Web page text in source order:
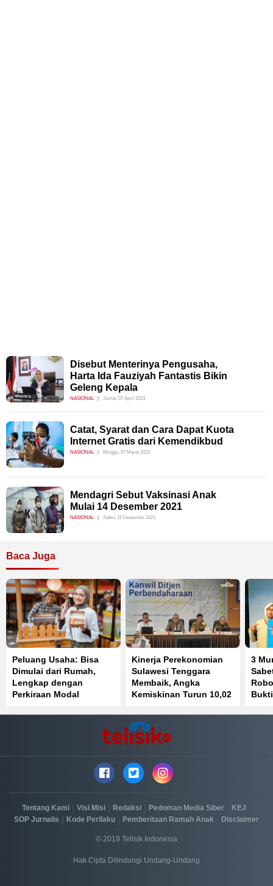
Disebut Menterinya Pengusaha,
Harta Ida Fauziyah Fantastis Bikin
Geleng Kepala
NASIONAL Jumat, 07 April 2023
Catat, Syarat dan Cara Dapat Kuota
Internet Gratis dari Kemendikbud
NASIONAL Minggu, 07 Maret 2021
Mendagri Sebut Vaksinasi Anak
Mulai 14 Desember 2021
NASIONAL Sabtu, 11 Desember 2021
Baca Juga
Peluang Usaha: Bisa
Dimulai dari Rumah,
Lengkap dengan
Perkiraan Modal
Kinerja Perekonomian
Sulawesi Tenggara
Membaik, Angka
Kemiskinan Turun 10,02
3
Tentang Kami Visi Misi Redaksi Pedoman Media Siber KEJ
SOP Jurnalis Kode Perilaku Pemberitaan Ramah Anak Disclaimer
© 2019 Telisik Indonesia
Hak Cipta Dilindungi Undang-Undang